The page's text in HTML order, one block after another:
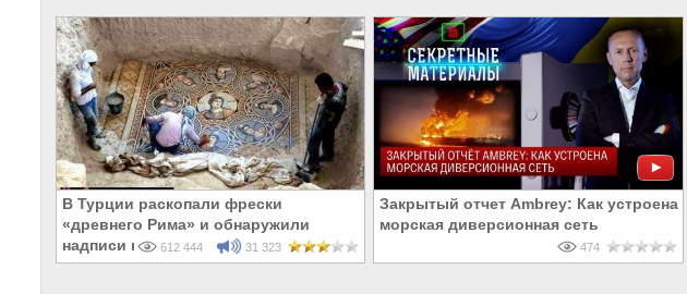
В Турции раскопали фрески
«древнего Рима» и обнаружили
надписи на Русском!
612 444 31 323
Закрытый отчет Ambrey: Как устроена
морская диверсионная сеть
474